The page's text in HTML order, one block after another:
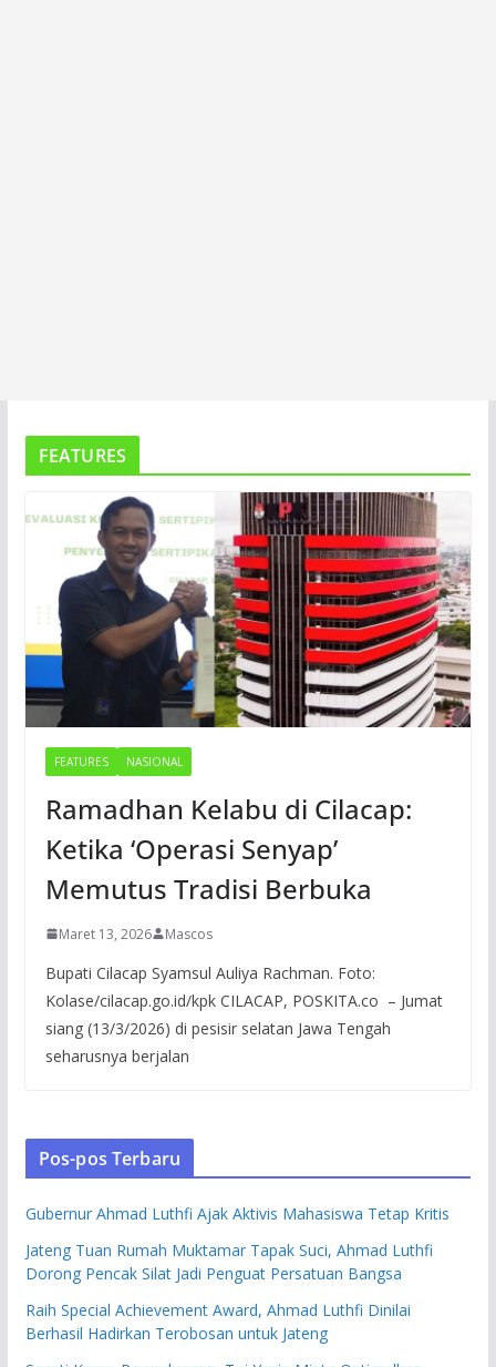
FEATURES
FEATURES NASIONAL
Ramadhan Kelabu di Cilacap:
Ketika ‘Operasi Senyap’
Memutus Tradisi Berbuka
Maret 13, 2026 Mascos
Bupati Cilacap Syamsul Auliya Rachman. Foto:
Kolase/cilacap.go.id/kpk CILACAP, POSKITA.co – Jumat
siang (13/3/2026) di pesisir selatan Jawa Tengah
seharusnya berjalan
Pos-pos Terbaru
Gubernur Ahmad Luthfi Ajak Aktivis Mahasiswa Tetap Kritis
Jateng Tuan Rumah Muktamar Tapak Suci, Ahmad Luthfi
Dorong Pencak Silat Jadi Penguat Persatuan Bangsa
Raih Special Achievement Award, Ahmad Luthfi Dinilai
Berhasil Hadirkan Terobosan untuk Jateng